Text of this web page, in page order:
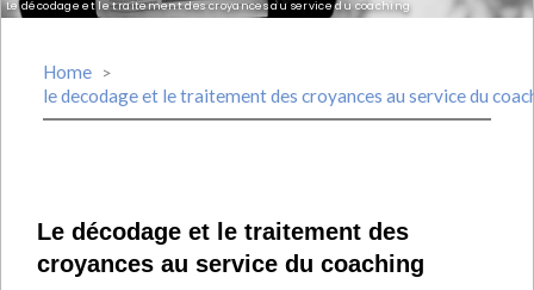
Le décodage et le traitement des croyances au service du coaching
Home >
le decodage et le traitement des croyances au service du
Le décodage et le traitement des
croyances au service du coaching